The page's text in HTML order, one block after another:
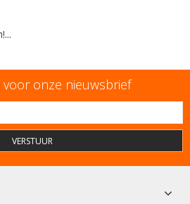
voor onze nieuwsbrief
VERSTUUR